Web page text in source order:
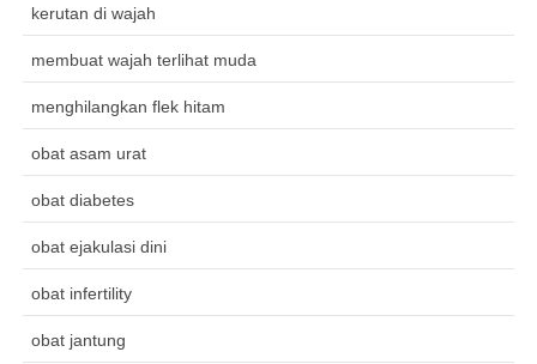
kerutan di wajah
membuat wajah terlihat muda
menghilangkan flek hitam
obat asam urat
obat diabetes
obat ejakulasi dini
obat infertility
obat jantung